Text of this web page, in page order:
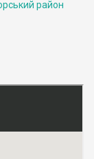
район